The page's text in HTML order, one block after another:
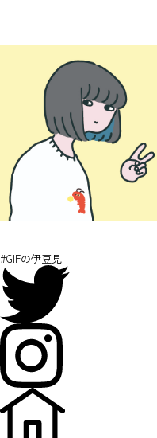
#GIFの伊豆見